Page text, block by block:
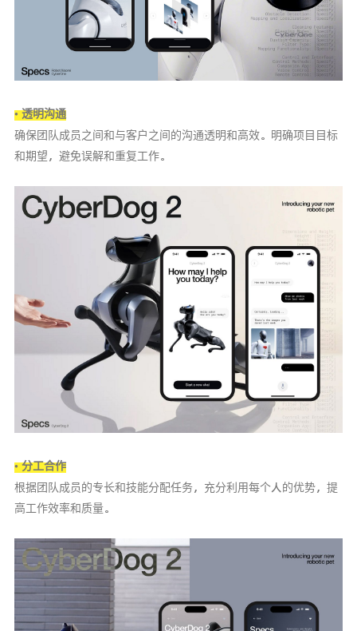
• 透明沟通
确保团队成员之间和与客户之间的沟通透明和高效。明确项目目标
和期望，避免误解和重复工作。
• 分工合作
根据团队成员的专长和技能分配任务，充分利用每个人的优势，提
高工作效率和质量。